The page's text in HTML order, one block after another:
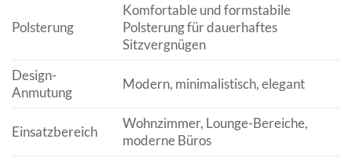
Polsterung
Komfortable und formstabile
Polsterung für dauerhaftes
Sitzvergnügen
Design-
Anmutung
Modern, minimalistisch, elegant
Einsatzbereich
Wohnzimmer, Lounge-Bereiche,
moderne Büros